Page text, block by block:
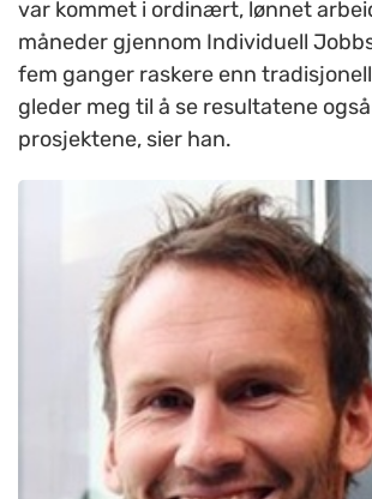
var kommet i ordinært, lønnet
måneder gjennom Individuell
fem ganger raskere enn
gleder meg til å se resultatene
prosjektene, sier han.